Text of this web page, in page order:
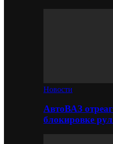
Новости
АвтоВАЗ
блокировке